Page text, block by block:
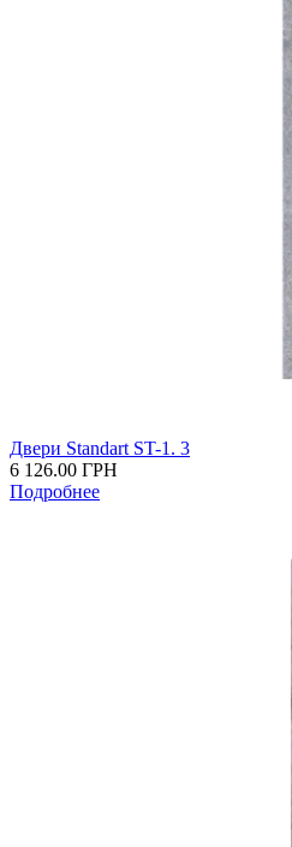
Двери Standart ST-1. 3
6 126.00 ГРН
Подробнее